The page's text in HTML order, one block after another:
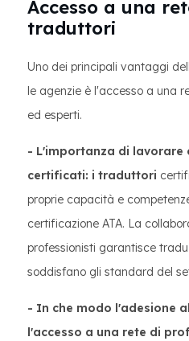
Accesso a una
traduttori
Uno dei principali vantaggi
le agenzie è l'accesso a una
ed esperti.
- L'importanza di lavorare
certificati: i traduttori
proprie capacità e
certificazione ATA. La
professionisti garantisce
soddisfano gli standard del
- In che modo l'adesione
l'accesso a una rete di